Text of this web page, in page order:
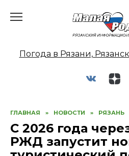
Погода в Рязани,
ГЛАВНАЯ » НОВОСТИ » РЯЗАНЬ
С 2026 года
РЖД запустит